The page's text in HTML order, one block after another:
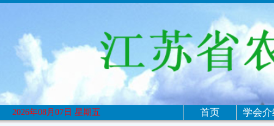
2026年08月07日 星期五 首页 学会